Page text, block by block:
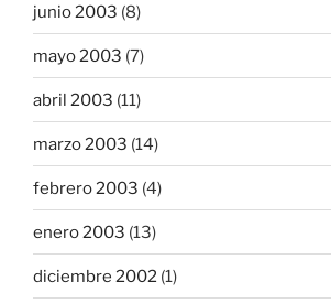
junio 2003 (8)
mayo 2003 (7)
abril 2003 (11)
marzo 2003 (14)
febrero 2003 (4)
enero 2003 (13)
diciembre 2002 (1)